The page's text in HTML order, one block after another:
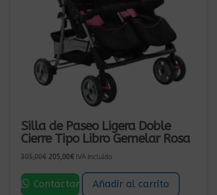
Silla de Paseo Ligera Doble
Cierre Tipo Libro Gemelar Rosa
305,00€ El
original
era:
205,00€El
actual
es:
IVA Incluído
Contactar Añadir al carrito